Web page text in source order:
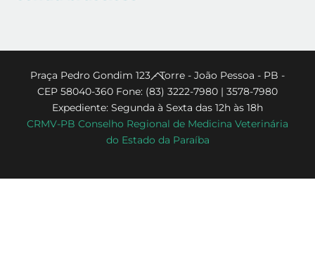
Back
To
Top
Praça Pedro Gondim 123 - Torre - João Pessoa - PB -
CEP 58040-360 Fone: (83) 3222-7980 | 3578-7980
Expediente: Segunda à Sexta das 12h às 18h
CRMV-PB Conselho Regional de Medicina Veterinária
do Estado da Paraíba